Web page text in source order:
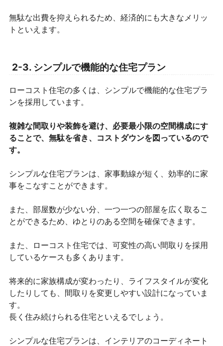
無駄な出費を抑えられるため、経済的にも大きなメリッ
トといえます。
2-3. シンプルで機能的な住宅プラン
ローコスト住宅の多くは、シンプルで機能的な住宅プラ
ンを採用しています。
複雑な間取りや装飾を避け、必要最小限の空間構成にす
ることで、無駄を省き、コストダウンを図っているので
す。
シンプルな住宅プランは、家事動線が短く、効率的に家
事をこなすことができます。
また、部屋数が少ない分、一つ一つの部屋を広く取るこ
とができるため、ゆとりのある空間を確保できます。
また、ローコスト住宅では、可変性の高い間取りを採用
しているケースも多くあります。
将来的に家族構成が変わったり、ライフスタイルが変化
したりしても、間取りを変更しやすい設計になっていま
す。
長く住み続けられる住宅といえるでしょう。
シンプルな住宅プランは、インテリアのコーディネート